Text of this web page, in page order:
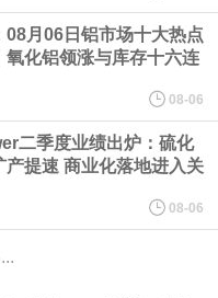
16574.100美元/吨。
期 3.1%，前值 3.1%。瑞士7月未
2.9%。
，焦炭连续涨2.72%，铁矿石连续
08月06日铝市场十大热点
氧化铝领涨与库存十六连
08-06
二季度业绩出炉：硫化
产提速 商业化落地进入关
08-06